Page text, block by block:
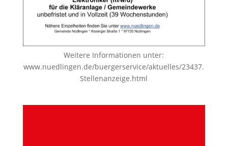
Weitere Informationen unter:
www.nuedlingen.de/buergerservice/aktuelles/23437.
Stellenanzeige.html